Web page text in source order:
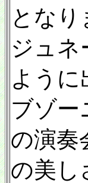
とな
ジュネ
よう
ブゾー
の演奏
の美し